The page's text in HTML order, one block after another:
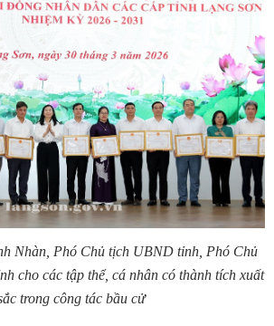
Nhàn, Phó Chủ tịch UBND tỉnh, Phó Chủ
cho các tập thể, cá nhân có thành tích xuất
trong công tác bầu cử